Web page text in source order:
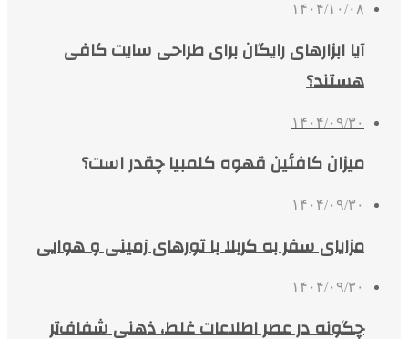
۱۴۰۴/۱۰/۰۸
آیا ابزارهای رایگان برای طراحی سایت کافی
هستند؟
۱۴۰۴/۰۹/۳۰
میزان کافئین قهوه کلمبیا چقدر است؟
۱۴۰۴/۰۹/۳۰
مزایای سفر به کربلا با تورهای زمینی و هوایی
۱۴۰۴/۰۹/۳۰
چگونه در عصر اطلاعات غلط، ذهنی شفاف‌تر